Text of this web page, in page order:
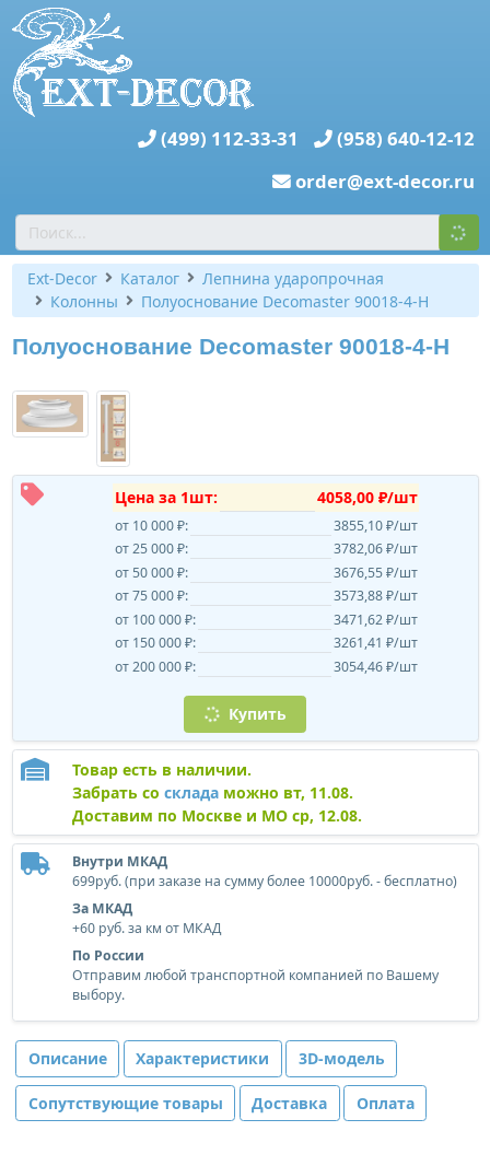
(499) 112-33-31
(958) 640-12-12
order@ext-decor.ru
Ext-Decor Каталог
Лепнина ударопрочная
Колонны
Полуоснование Decomaster 90018-4-H
Полуоснование Decomaster 90018-4-H
Цена за 1шт: 4058,00 ₽/шт
от 10 000 ₽:
3855,10 ₽/шт
от 25 000 ₽:
3782,06 ₽/шт
от 50 000 ₽:
3676,55 ₽/шт
от 75 000 ₽:
3573,88 ₽/шт
от 100 000 ₽:
3471,62 ₽/шт
от 150 000 ₽:
3261,41 ₽/шт
от 200 000 ₽:
3054,46 ₽/шт
Купить
Товар есть в наличии.
Забрать со складаможно вт, 11.08.
Доставим по Москве и МО ср, 12.08.
Внутри МКАД
699руб. (при заказе на сумму более 10000руб. - бесплатно)
За МКАД
+60 руб. за км от МКАД
По России
Отправим любой транспортной компанией по Вашему
выбору.
Описание Характеристики 3D-модель
Сопутствующие товары Доставка Оплата